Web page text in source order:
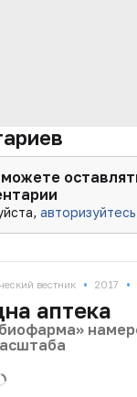
авторизуйтесь
вестник • 2017 •
аптека